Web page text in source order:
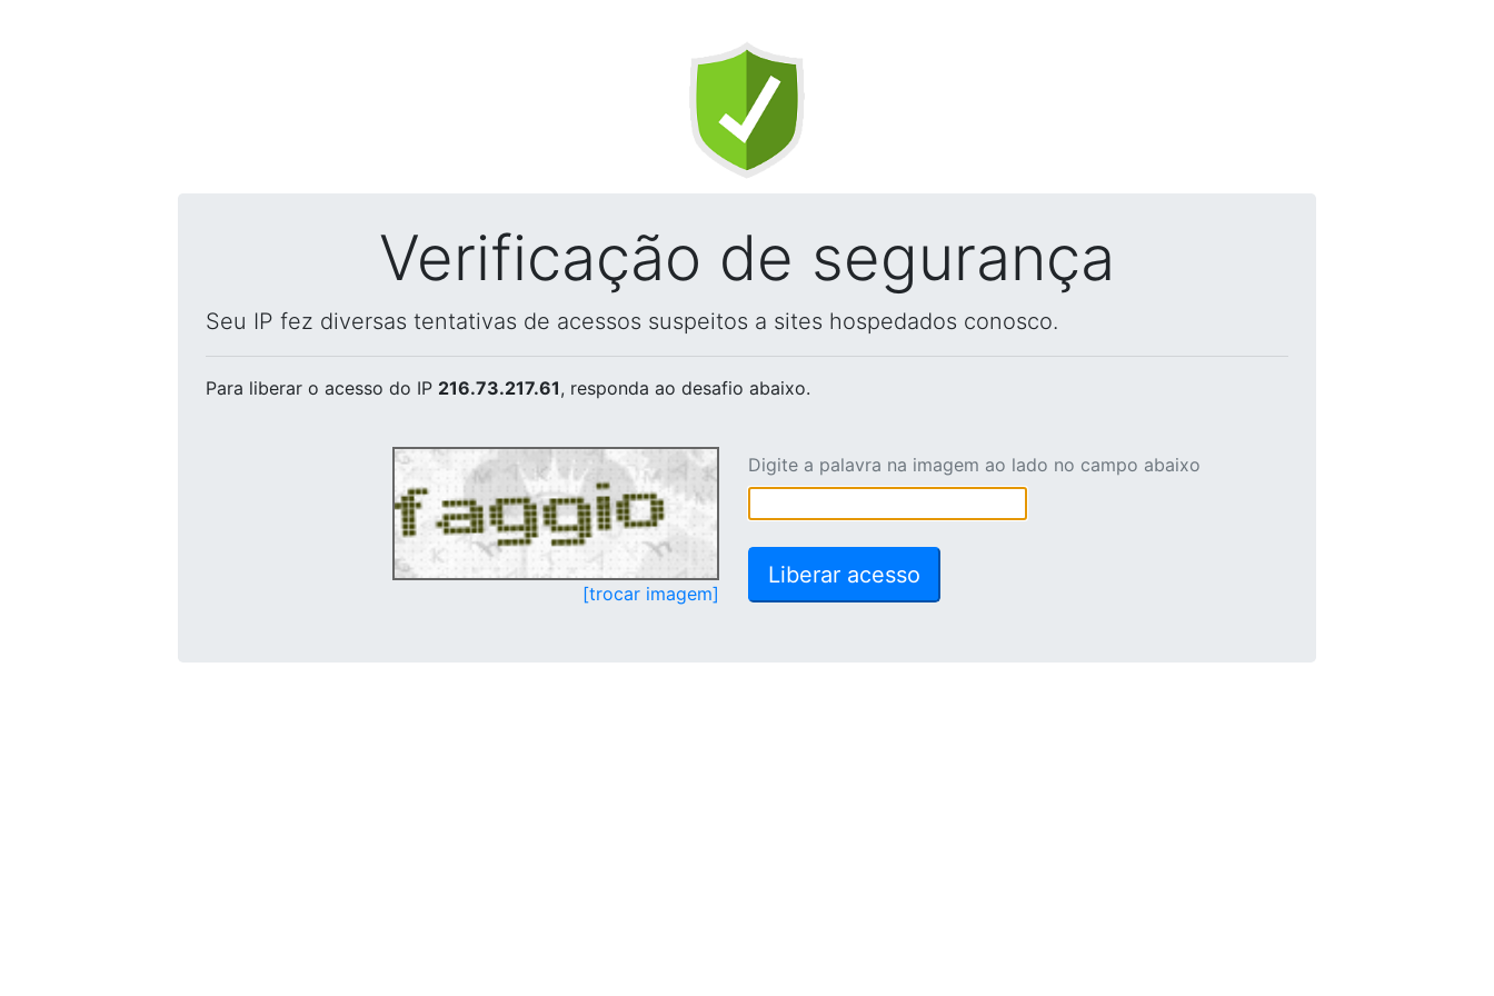
Verificação de segurança
Seu IP fez diversas tentativas de acessos suspeitos a sites hospedados conosco.
Para liberar o acesso do IP 216.73.217.61, responda ao desafio abaixo.
[trocar imagem]
Digite a palavra na imagem ao lado no campo abaixo